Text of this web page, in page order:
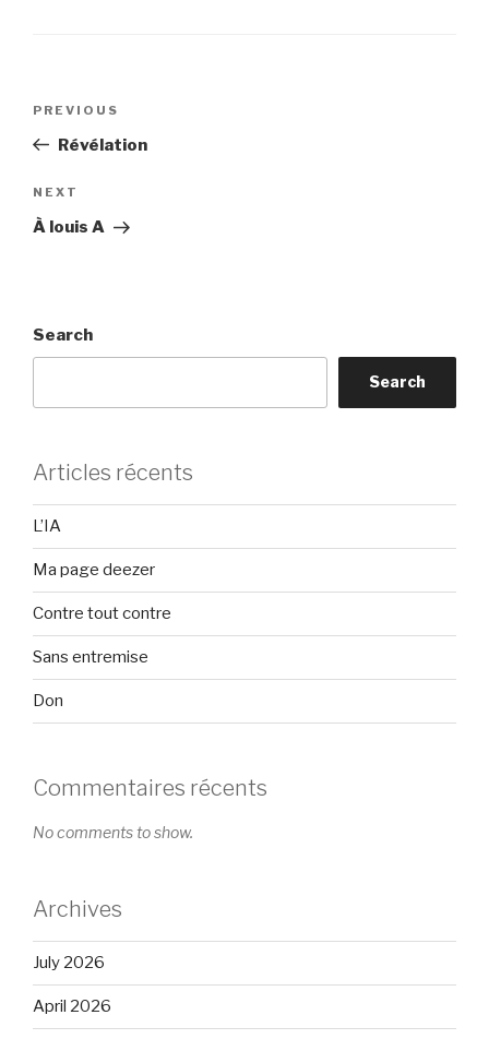
Previous
Post
PREVIOUS
Révélation
Next
Post
NEXT
À louis A
Search
Search
Articles récents
L’IA
Ma page deezer
Contre tout contre
Sans entremise
Don
Commentaires récents
No comments to show.
Archives
July 2026
April 2026